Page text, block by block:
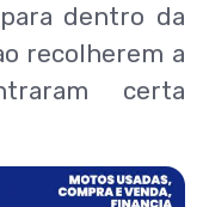
dentro da
recolherem a
certa